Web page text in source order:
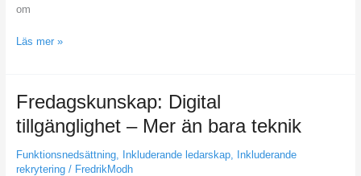
om
Läs mer »
Fredagskunskap: Digital
tillgänglighet – Mer än bara teknik
Funktionsnedsättning, Inkluderande ledarskap,
Inkluderande
rekrytering/ FredrikModh
Fredagskunskap:
tillgänglighet –
Mer
än